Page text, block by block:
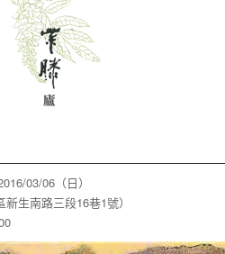
03/06（日）
生南路三段16巷1號）